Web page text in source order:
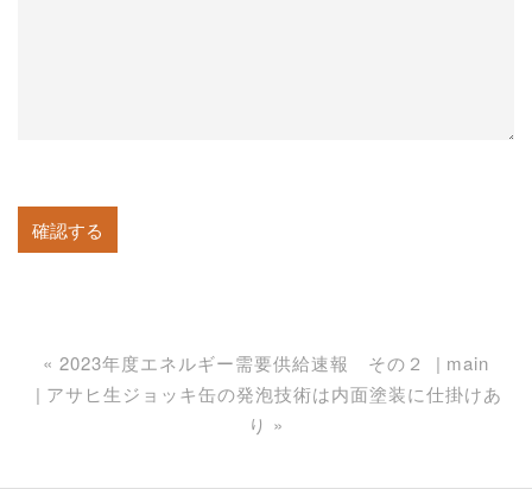
« 2023年度エネルギー需要供給速報 その２
main
アサヒ生ジョッキ缶の発泡技術は内面塗装に仕掛けあ
り »